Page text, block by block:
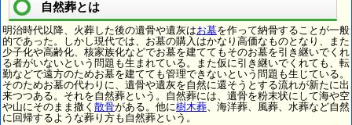
自然葬とは
明治時代以降、火葬した後の遺骨や遺灰はお墓を作って納骨することが一般
的であった。しかし現代では、お墓の購入はかなり高価なものとなり、また
少子化や高齢化、核家族化などでお墓を建ててもそのお墓を引き継いでくれ
る者がいないという問題も生まれている。また仮に引き継いでくれても、転
勤などで遠方のためお墓を建てても管理できないという問題も生じている。
そのためお墓の代わりに、遺骨や遺灰を自然に還そうとする流れが新たに出
来つつある。それを自然葬という。自然葬には、遺骨を粉末状にして海や空
や山にそのまま撒く 散骨がある。他に樹木葬、海洋葬、風葬、水葬など自然
に回帰するような葬り方も自然葬という。